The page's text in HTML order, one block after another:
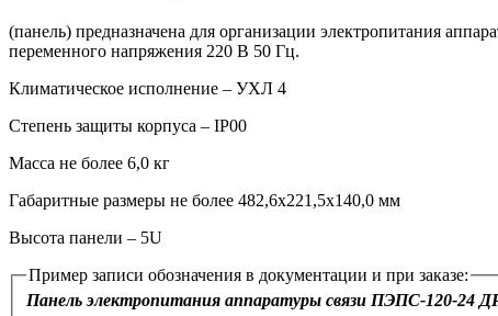
(панель) предназначена для организации электропитания
переменного напряжения 220 В 50 Гц.
Климатическое исполнение – УХЛ 4
Степень защиты корпуса – IP00
Масса не более 6,0 кг
Габаритные размеры не более 482,6х221,5х140,0 мм
Высота панели – 5U
Пример записи обозначения в документации и при заказе:
Панель электропитания аппаратуры связи ПЭПС‑120‑24